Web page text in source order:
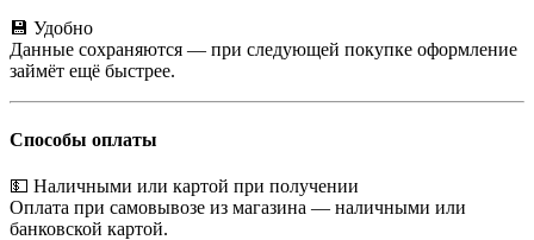
💾 Удобно
Данные сохраняются — при следующей покупке оформление
займёт ещё быстрее.
Способы оплаты
💵 Наличными или картой при получении
Оплата при самовывозе из магазина — наличными или
банковской картой.